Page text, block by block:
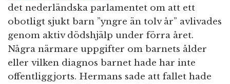
det nederländska parlamentet om att ett
obotligt sjukt barn ”yngre än tolv år” avlivades
genom aktiv dödshjälp under förra året.
Några närmare uppgifter om barnets ålder
eller vilken diagnos barnet hade har inte
offentliggjorts. Hermans sade att fallet hade